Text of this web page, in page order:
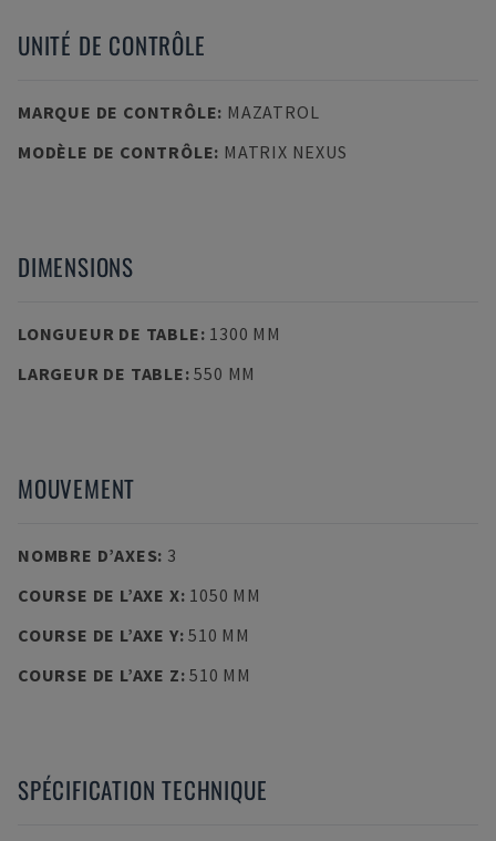
UNITÉ DE CONTRÔLE
MARQUE DE CONTRÔLE: MAZATROL
MODÈLE DE CONTRÔLE: MATRIX NEXUS
DIMENSIONS
LONGUEUR DE TABLE: 1300 MM
LARGEUR DE TABLE:550 MM
MOUVEMENT
NOMBRE D’AXES: 3
COURSE DE L’AXE X: 1050 MM
COURSE DE L’AXE Y:510 MM
COURSE DE L’AXE Z:510 MM
SPÉCIFICATION TECHNIQUE